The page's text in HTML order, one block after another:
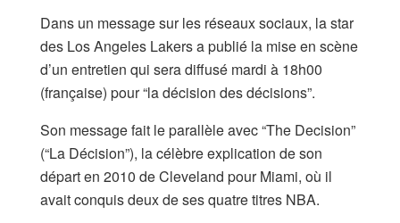
Dans un message sur les réseaux sociaux, la star
des Los Angeles Lakers a publié la mise en scène
d’un entretien qui sera diffusé mardi à 18h00
(française) pour “la décision des décisions”.
Son message fait le parallèle avec “The Decision”
(“La Décision”), la célèbre explication de son
départ en 2010 de Cleveland pour Miami, où il
avait conquis deux de ses quatre titres NBA.